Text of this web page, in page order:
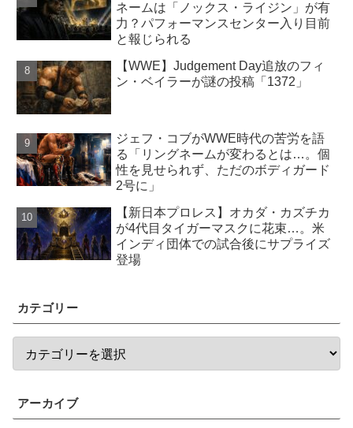
ネームは「ノックス・ライジン」が有
力？パフォーマンスセンター入り目前
と報じられる
【WWE】Judgement Day追放のフィ
ン・ベイラーが謎の投稿「1372」
ジェフ・コブがWWE時代の苦労を語
る「リングネームが変わるとは…。個
性を見せられず、ただのボディガード
2号に」
【新日本プロレス】オカダ・カズチカ
が4代目タイガーマスクに花束…。米
インディ団体での試合後にサプライズ
登場
カテゴリー
アーカイブ